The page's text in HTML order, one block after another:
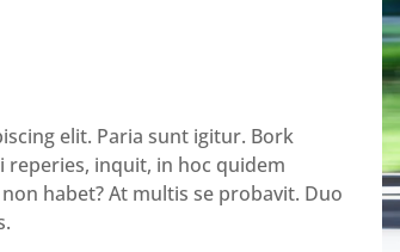
elit. Paria sunt igitur. Bork
reperies, inquit, in hoc quidem
habet? At multis se probavit. Duo